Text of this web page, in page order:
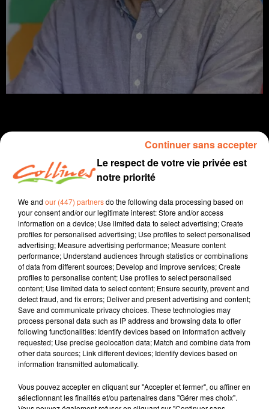
27 janvier 2023 - 12 min 13 sec
JOURNAL DU VENDREDI 27 JANVIER ( MIDI )
Patrice Bémanangy
L'info près de chez vous.
Après celui de l'Absie, c'est l'avenir du collège de
Mazières en Gatine qui est en sursis. Pascal Fuzat du
syndicat SNES FSU ( photo ) fait part de ses
inquiétudes.
Les résidents de la Chatillonaise pourront intégrer leur
nouvel Ehpad en fin d'année. Le chantier de sa
construction avance bien.
La Foire Expo de Bressuire aura bien lieu 15 jours
avant Pâques, c'est la tradition dictée par le volet
agricole. La Louisianne en sera le thème cette année.
Le respect de votre vie privée est
notre priorité
We and our (447) partnersdo the following data processing based on
your consent and/or our legitimate interest: Store and/or access
information on a device; Use limited data to select advertising; Create
profiles for personalised advertising; Use profiles to select personalised
advertising; Measure advertising performance; Measure content
performance; Understand audiences through statistics or combinations
of data from different sources; Develop and improve services; Create
profiles to personalise content; Use profiles to select personalised
content; Use limited data to select content; Ensure security, prevent and
detect fraud, and fix errors; Deliver and present advertising and content;
Save and communicate privacy choices. These technologies may
process personal data such as IP address and browsing data to offer
following functionalities: Identify devices based on information actively
requested; Use precise geolocation data; Match and combine data from
other data sources; Link different devices; Identify devices based on
information transmitted automatically.
Vous pouvez accepter en cliquant sur "Accepter et fermer", ou affiner en
sélectionnant les finalités et/ou partenaires dans "Gérer mes choix".
Continuer sans accepter